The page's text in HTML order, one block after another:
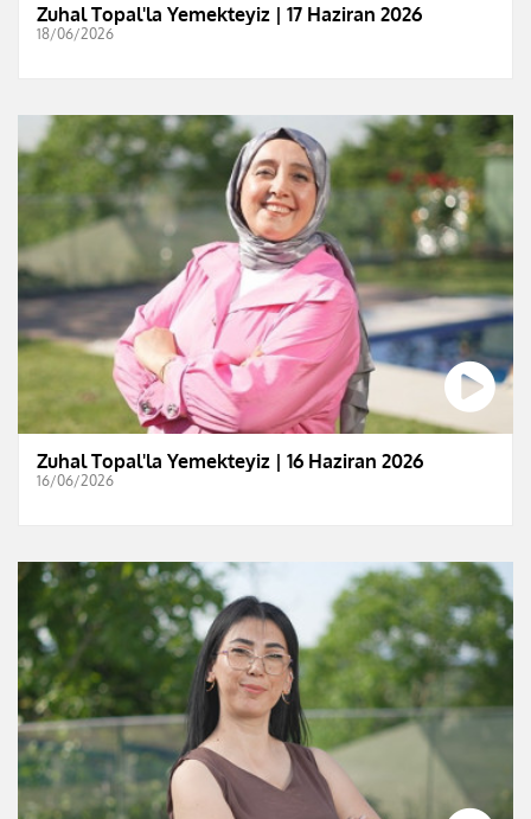
Zuhal Topal'la Yemekteyiz | 17 Haziran 2026
18/06/2026
Zuhal Topal'la Yemekteyiz | 16 Haziran 2026
16/06/2026